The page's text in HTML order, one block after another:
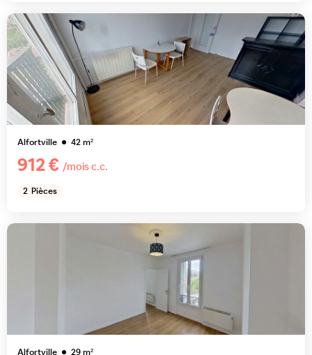
Alfortville 42m²
912 € /mois c.c.
2 Pièces
Alfortville 29m²